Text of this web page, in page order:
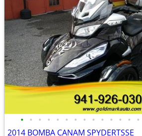
• • • • • • • • • • • • • •
2014 BOMBA CANAM SPYDERTSSE